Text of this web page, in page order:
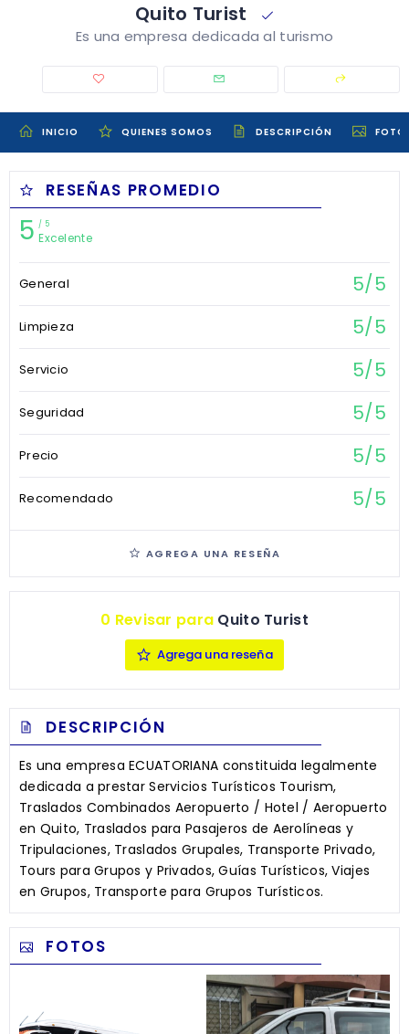
Quito Turist
Es una empresa dedicada al turismo
INICIO QUIENES SOMOS DESCRIPCIÓN
RESEÑAS PROMEDIO
5 5
Excelente
General 5/5
Limpieza 5/5
Servicio 5/5
Seguridad 5/5
Precio 5/5
Recomendado 5/5
AGREGA UNA RESEÑA
0 Revisar para Quito Turist
Agrega una reseña
DESCRIPCIÓN
Es una empresa ECUATORIANA constituida legalmente
dedicada a prestar Servicios Turísticos Tourism,
Traslados Combinados Aeropuerto / Hotel / Aeropuerto
en Quito, Traslados para Pasajeros de Aerolíneas y
Tripulaciones, Traslados Grupales, Transporte Privado,
Tours para Grupos y Privados, Guías Turísticos, Viajes
en Grupos, Transporte para Grupos Turísticos.
FOTOS